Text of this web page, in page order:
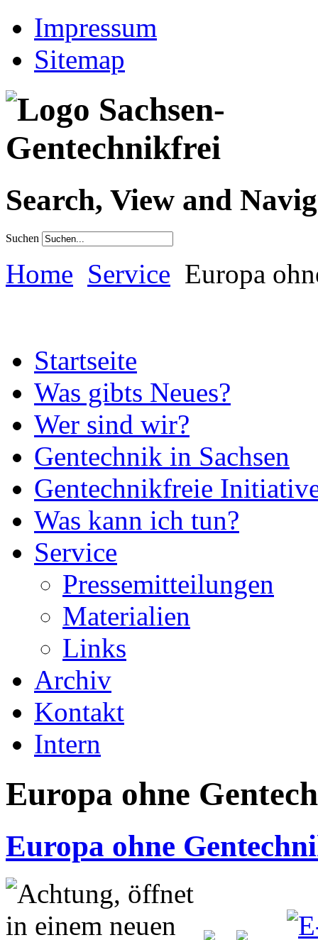
Impressum
Sitemap
Search, View and
Suchen
Home Service Europa
Startseite
Was gibts Neues?
Wer sind wir?
Gentechnik in Sachsen
Gentechnikfreie
Was kann ich tun?
Service
Pressemitteilungen
Materialien
Links
Archiv
Kontakt
Intern
Europa ohne
Europa ohne